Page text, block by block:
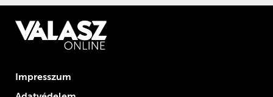
Impresszum